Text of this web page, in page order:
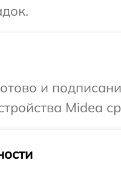
и
Midea